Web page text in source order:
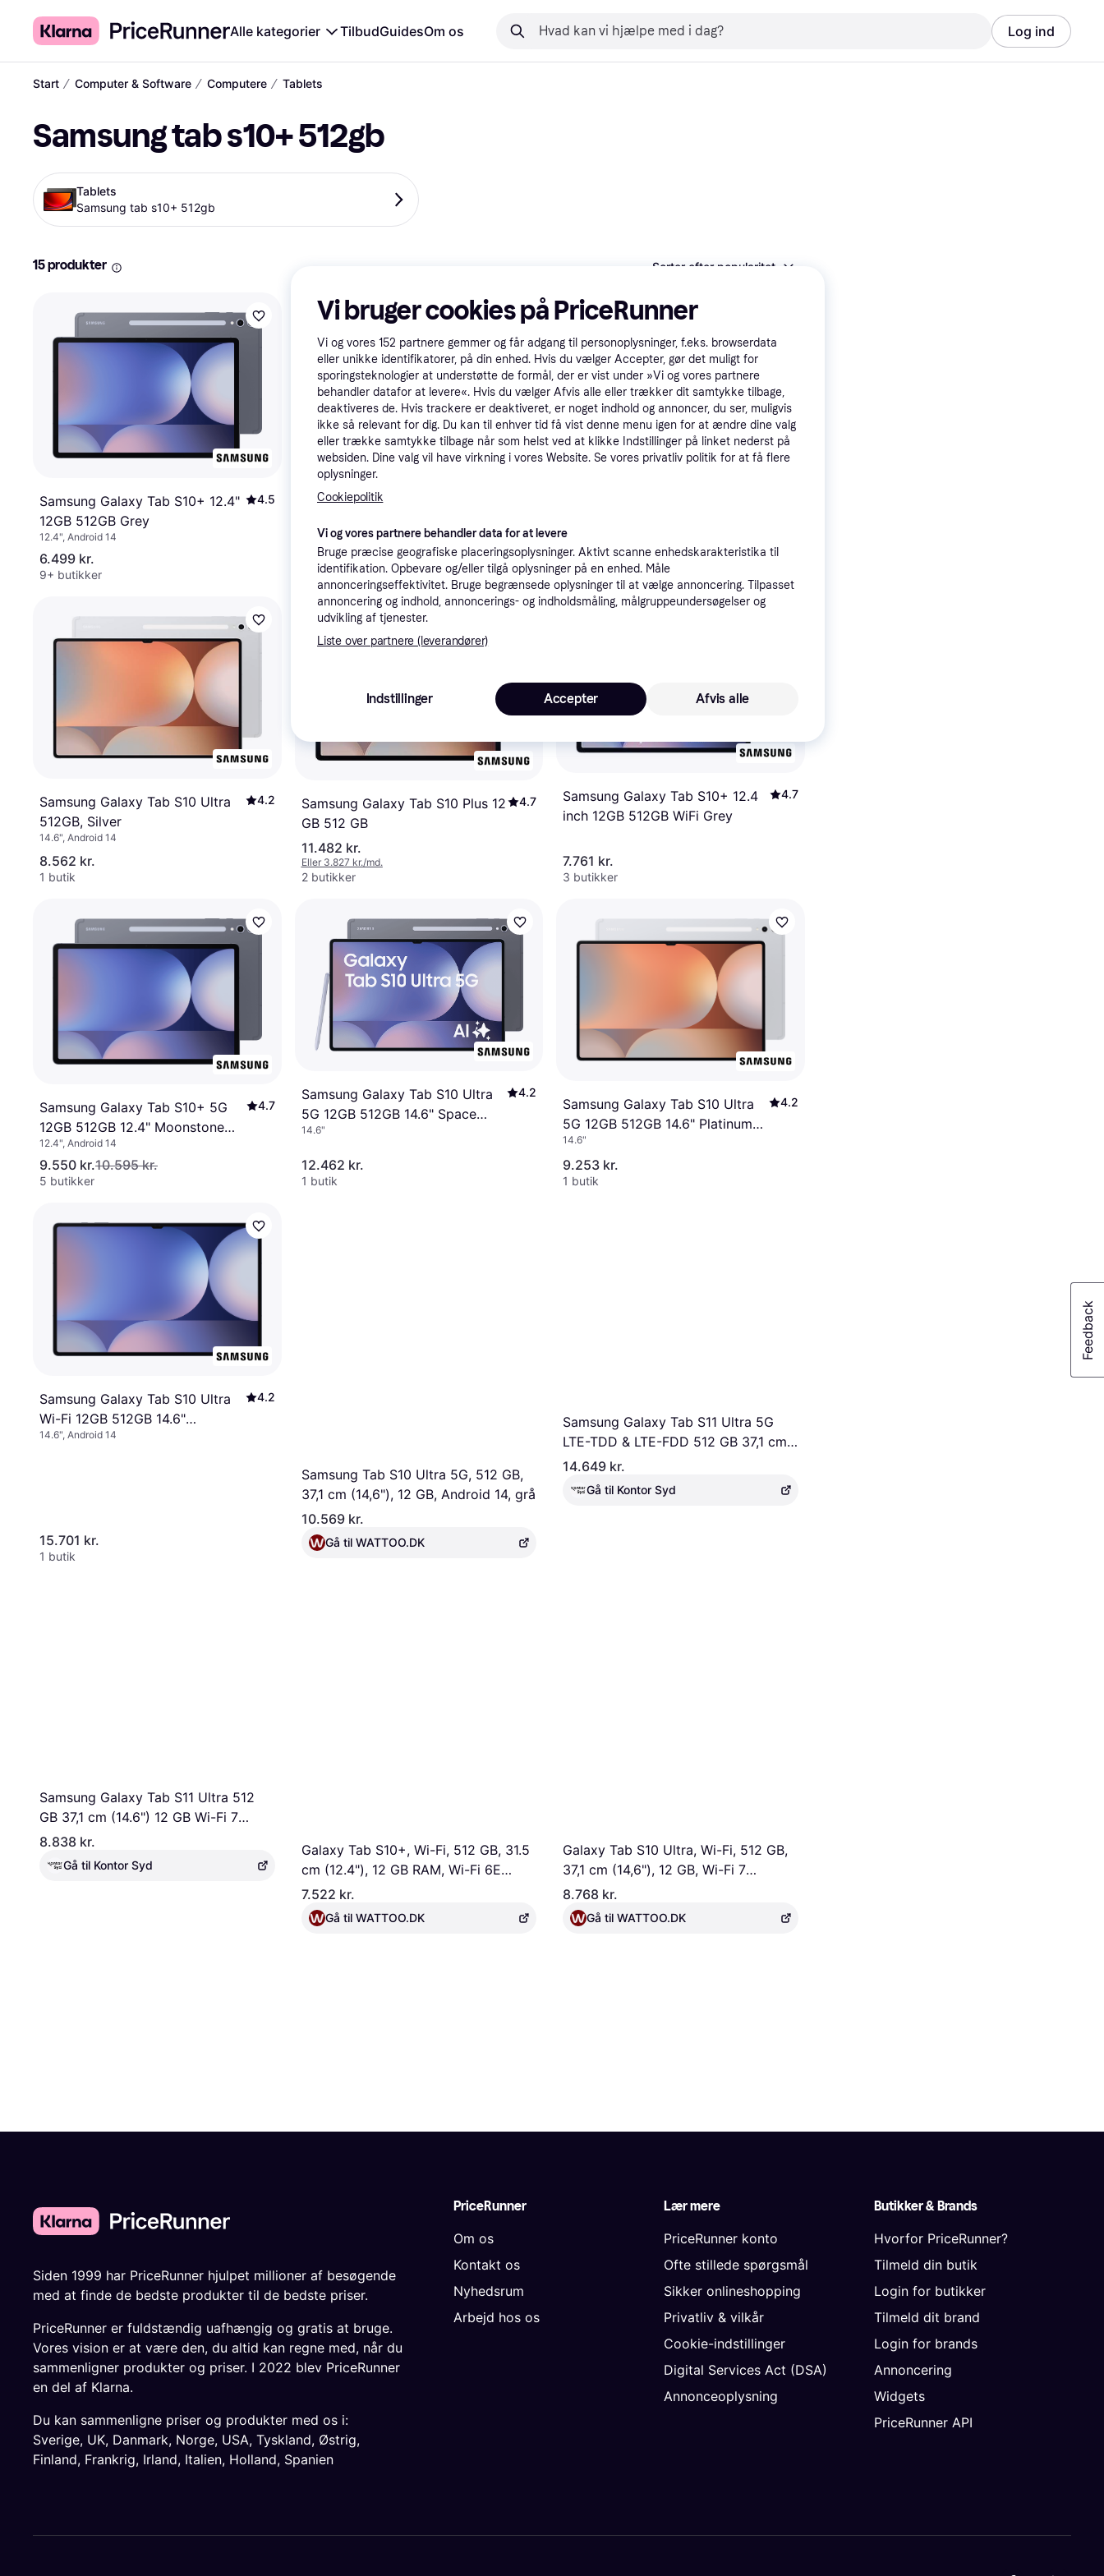
Alle kategorier TilbudGuidesOm os Log ind
Start ∕ Computer & Software ∕ Computere ∕ Tablets
Samsung tab s10+ 512gb
Tablets
Samsung tab s10+ 512gb
15 produkter Sorter efter popularitet
Samsung Galaxy Tab S10+ 12.4"
12GB 512GB Grey
4.5
12.4", Android 14
6.499 kr.
9+ butikker
Samsung Galaxy Tab S10 Ultra
512GB Gray
6.548 kr.
2 butikker
Trender
Silver
12.4", Android 14
7.709 kr.
3 butikker
Samsung Galaxy Tab S10 Ultra
512GB, Silver
4.2
14.6", Android 14
8.562 kr.
1 butik
Samsung Galaxy Tab S10 Plus 12
GB 512 GB
4.7
11.482 kr.
Eller 3.827 kr./md.
2 butikker
Samsung Galaxy Tab S10+ 12.4
inch 12GB 512GB WiFi Grey
4.7
7.761 kr.
3 butikker
Samsung Galaxy Tab S10+ 5G
12GB 512GB 12.4" Moonstone
Grey
4.7
12.4", Android 14
9.550 kr.10.595 kr.
5 butikker
Samsung Galaxy Tab S10 Ultra
5G 12GB 512GB 14.6" Space
Grey
4.2
14.6"
12.462 kr.
1 butik
Samsung Galaxy Tab S10 Ultra
5G 12GB 512GB 14.6" Platinum
Silver
4.2
14.6"
9.253 kr.
1 butik
Samsung Galaxy Tab S10 Ultra
Wi-Fi 12GB 512GB 14.6"
Moonstone Grey
4.2
14.6", Android 14
15.701 kr.
1 butik
Samsung Tab S10 Ultra 5G, 512 GB,
37,1 cm (14,6"), 12 GB, Android 14, grå
10.569 kr.
Gå til WATTOO.DK
Samsung Galaxy Tab S11 Ultra 5G
LTE-TDD & LTE-FDD 512 GB 37,1 cm
(14.6") 12 GB Wi-Fi 7 (802.11be) Grå
14.649 kr.
Gå til Kontor Syd
Samsung Galaxy Tab S11 Ultra 512
GB 37,1 cm (14.6") 12 GB Wi-Fi 7
(802.11be) Grå
8.838 kr.
Gå til Kontor Syd
Galaxy Tab S10+, Wi-Fi, 512 GB, 31.5
cm (12.4"), 12 GB RAM, Wi-Fi 6E
(802.11ax), Platinum Silver
7.522 kr.
Gå til WATTOO.DK
Galaxy Tab S10 Ultra, Wi-Fi, 512 GB,
37,1 cm (14,6"), 12 GB, Wi-Fi 7
(802.11Be), Platinum, Sølv
8.768 kr.
Gå til WATTOO.DK
PriceRunner
Om os
Kontakt os
Nyhedsrum
Arbejd hos os
Lær mere
PriceRunner konto
Ofte stillede spørgsmål
Sikker onlineshopping
Privatliv & vilkår
Cookie-indstillinger
Digital Services Act (DSA)
Annonceoplysning
Butikker & Brands
Hvorfor PriceRunner?
Tilmeld din butik
Login for butikker
Tilmeld dit brand
Login for brands
Annoncering
Widgets
PriceRunner API
Siden 1999 har PriceRunner hjulpet millioner af besøgende
med at finde de bedste produkter til de bedste priser.
PriceRunner er fuldstændig uafhængig og gratis at bruge.
Vores vision er at være den, du altid kan regne med, når du
sammenligner produkter og priser. I 2022 blev PriceRunner
en del af Klarna.
Du kan sammenligne priser og produkter med os i:
Sverige, UK, Danmark, Norge, USA, Tyskland, Østrig,
Finland, Frankrig, Irland, Italien, Holland, Spanien
Vi bruger cookies på PriceRunner
Vi og vores 152 partnere gemmer og får adgang til personoplysninger, f.eks. browserdata
eller unikke identifikatorer, på din enhed. Hvis du vælger Accepter, gør det muligt for
sporingsteknologier at understøtte de formål, der er vist under »Vi og vores partnere
behandler datafor at levere«. Hvis du vælger Afvis alle eller trækker dit samtykke tilbage,
deaktiveres de. Hvis trackere er deaktiveret, er noget indhold og annoncer, du ser, muligvis
ikke så relevant for dig. Du kan til enhver tid få vist denne menu igen for at ændre dine valg
eller trække samtykke tilbage når som helst ved at klikke Indstillinger på linket nederst på
websiden. Dine valg vil have virkning i vores Website. Se vores privatliv politik for at få flere
oplysninger.
Cookiepolitik
Vi og vores partnere behandler data for at levere
Bruge præcise geografiske placeringsoplysninger. Aktivt scanne enhedskarakteristika til
identifikation. Opbevare og/eller tilgå oplysninger på en enhed. Måle
annonceringseffektivitet. Bruge begrænsede oplysninger til at vælge annoncering. Tilpasset
annoncering og indhold, annoncerings- og indholdsmåling, målgruppeundersøgelser og
udvikling af tjenester.
Liste over partnere (leverandører)
Indstillinger Afvis alle
Accepter